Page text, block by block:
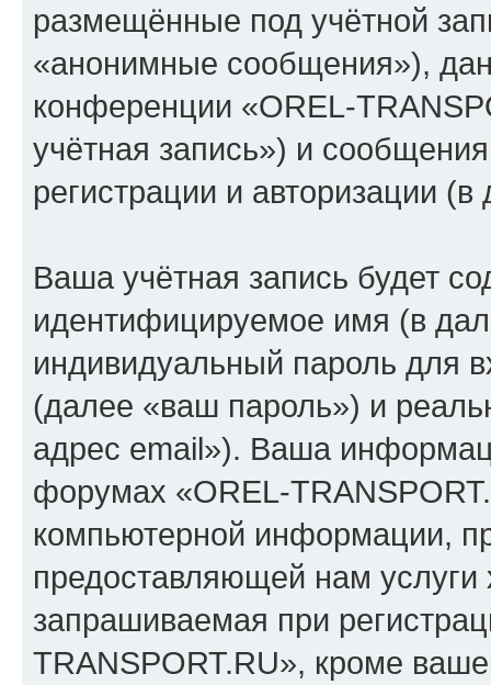
размещённые под учётной
«анонимные сообщения»),
конференции «OREL-
учётная запись») и
регистрации и авторизации
Ваша учётная запись будет
идентифицируемое имя (в
индивидуальный пароль для
(далее «ваш пароль») и
адрес email»). Ваша
форумах «OREL-
компьютерной информации,
предоставляющей нам
запрашиваемая при
TRANSPORT.RU», кроме